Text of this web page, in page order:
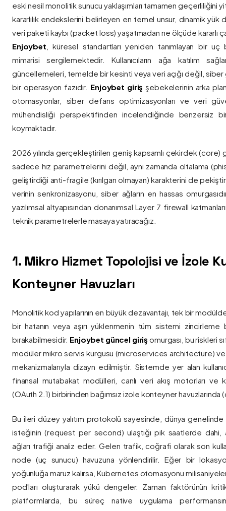
eski nesil monolitik sunucu yaklaşımları tamamen geçerliliğini
kararlılık endekslerini belirleyen en temel unsur, dinamik yük
veri paketi kaybı (packet loss) yaşatmadan ne ölçüde kararlı
Enjoybet , küresel standartları yeniden tanımlayan bir
mimarisi sergilemektedir. Kullanıcıların ağa katılım
güncellemeleri, temelde bir kesinti veya veri açığı değil, siber
bir operasyon fazıdır. Enjoybet giriş şebekelerinin arka
otomasyonlar, siber defans optimizasyonları ve veri
mühendisliği perspektifinden incelendiğinde benzersiz
koymaktadır.
2026 yılında gerçekleştirilen geniş kapsamlı çekirdek
sadece hız parametrelerini değil, aynı zamanda oltalama
geliştirdiği anti-fragile (kırılgan olmayan) karakterini de
verinin senkronizasyonu, siber ağların en hassas
yazılımsal altyapısından donanımsal Layer 7 firewall
teknik parametrelerle masaya yatıracağız.
1. Mikro Hizmet Topolojisi ve İzole
Konteyner Havuzları
Monolitik kod yapılarının en büyük dezavantajı, tek bir
bir hatanın veya aşırı yüklenmenin tüm sistemi zincirleme
bırakabilmesidir. Enjoybet güncel giriş omurgası, bu riskleri
modüler mikro servis kurgusu (microservices architecture)
mekanizmalarıyla dizayn edilmiştir. Sistemde yer alan
finansal mutabakat modülleri, canlı veri akış motorları ve
(OAuth 2.1) birbirinden bağımsız izole konteyner havuzlarında
Bu ileri düzey yalıtım protokolü sayesinde, dünya genelinde
isteğinin (request per second) ulaştığı pik saatlerde dahi,
ağları trafiği analiz eder. Gelen trafik, coğrafi olarak son
node (uç sunucu) havuzuna yönlendirilir. Eğer bir
yoğunluğa maruz kalırsa, Kubernetes otomasyonu
pod'ları oluşturarak yükü dengeler. Zaman faktörünün
platformlarda, bu süreç native uygulama